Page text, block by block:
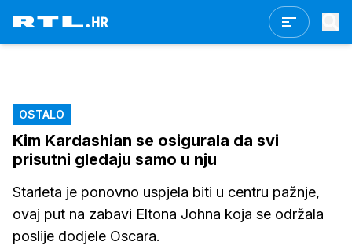
OSTALO
Kim Kardashian se osigurala da svi
prisutni gledaju samo u nju
Starleta je ponovno uspjela biti u centru pažnje,
ovaj put na zabavi Eltona Johna koja se održala
poslije dodjele Oscara.